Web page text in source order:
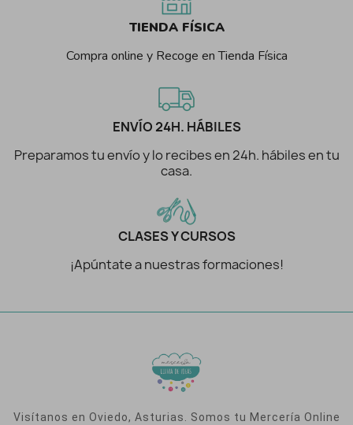
TIENDA FÍSICA
Compra online y Recoge en Tienda Física
ENVÍO 24H. HÁBILES
Preparamos tu envío y lo recibes en 24h. hábiles en tu
casa.
CLASES Y CURSOS
¡Apúntate a nuestras formaciones!
Visítanos en Oviedo, Asturias. Somos tu Mercería Online